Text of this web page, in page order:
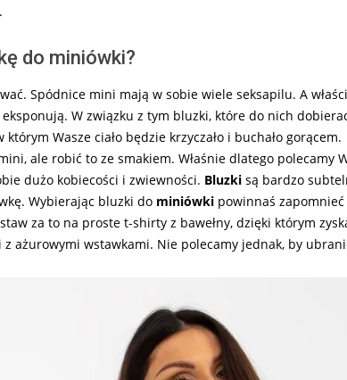
do miniówki?
Spódnice mini mają w sobie wiele seksapilu. A
W związku z tym bluzki, które do nich
którym Wasze ciało będzie krzyczało i buchało
ale robić to ze smakiem. Właśnie dlatego polecamy
dużo kobiecości i zwiewności. Bluzki są bardzo
Wybierając bluzki do miniówki powinnaś
za to na proste t-shirty z bawełny, dzięki którym
ażurowymi wstawkami. Nie polecamy jednak, by